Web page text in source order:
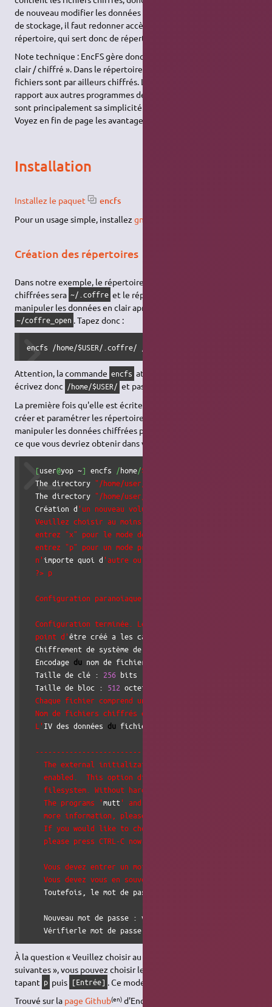
de nouveau modifier les données conservées dans le répertoire
de stockage, il faut redonner accès par mot de passe au second
répertoire, qui sert donc de répertoire de travail.
Note technique : EncFS gère donc des couples de fichiers « en
clair / chiffré ». Dans le répertoire de stockage, les noms de
fichiers sont par ailleurs chiffrés. Les avantages d'EncFS par
rapport aux autres programmes de chiffrement de données
sont principalement sa simplicité et sa souplesse d'utilisation.
Voyez en fin de page les avantages/défauts courants.
Installation
Installez le paquet encfs
Pour un usage simple, installezgnome-encfs-manager
Création des répertoires
Dans notre exemple, le répertoire de stockage des données
chiffrées sera ~/.coffre et le répertoire « de travail » (pour
manipuler les données en clair après authentification) sera
~/coffre_open . Tapez donc :
encfs /home/$USER/.coffre/ /home/$USER/coffre_open/
Attention, la commande encfs attend des chemins complets :
écrivez donc /home/$USER/ et pas le raccourci
La première fois qu'elle est écrite, cette commande permet de
créer et paramétrer les répertoires utilisés pour stocker et
manipuler les données chiffrées par EncFS. Voici un exemple de
ce que vous devriez obtenir dans votre terminal :
[user@yop ~] encfs /home/$USER
  The directory
"/home/user/.coffre/"
  The directory
"/home/user/coffre_open"
  Création d
'un nouveau volume chiffré.
  Veuillez choisir au moins une des options suivantes :
  entrez "x" pour le mode de configuration expert,
  entrez "p" pour un mode pré-configuré paranoïaque,
  n'
importe quoi d 'autre ou une ligne vide sélectionnera
  ?> p
  Configuration paranoïaque sélectionnée.
  Configuration terminée. Le système de fichiers sur le
  point d'
être créé a les caractéristiques suivantes :
  Chiffrement de système de fichiers
  Encodage
du nom de fichier :
  Taille de clé :
256 bits
  Taille de bloc :
512 octets, y compris
Chaque fichier comprend un en-tête de 8 octets avec
Nom de fichiers chiffrés en utilisant le mode de
  L'
IV des données du fichier est chaînée à l
-------------------------- AVERTISSEMENT
The external initialization-vector chaining option
enabled.  This option disables the use of hard links
filesystem. Without hard links, some programs may not
    The programs '
mutt' and '
    more information, please see the encfs mailing list.
If you would like to choose another configuration
    please press CTRL-C now to abort and start over.
Vous devez entrer un mot de passe pour votre système
    Vous devez vous en souvenir, car il n'
Toutefois, le mot de passe peut être changé plus tard
    Nouveau mot de passe : votre_passe
    Vérifierle mot de passe : votre_passe
À la question « Veuillez choisir au moins une des options
suivantes », vous pouvez choisir le mode « paranoïaque » en
tapant p puis [Entrée] . Ce mode est le plus sécurisé.
Trouvé sur la page Github(en) d'EncFS.